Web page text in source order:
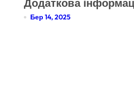
Додаткова
Бер 14, 2025